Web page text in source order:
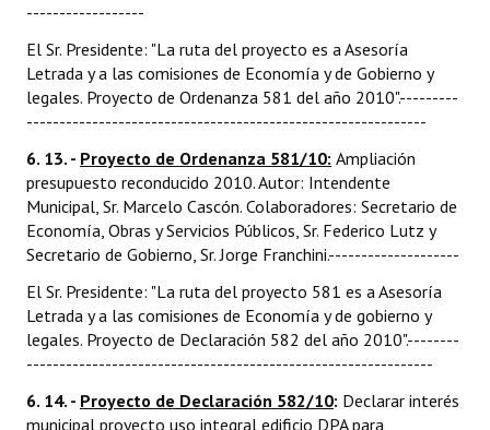
------------------
El Sr. Presidente: "La ruta del proyecto es a Asesoría
Letrada y a las comisiones de Economía y de Gobierno y
legales. Proyecto de Ordenanza 581 del año 2010".---------
-------------------------------------------------------------
6. 13. - Proyecto de Ordenanza 581/10: Ampliación
presupuesto reconducido 2010. Autor: Intendente
Municipal, Sr. Marcelo Cascón. Colaboradores: Secretario de
Economía, Obras y Servicios Públicos, Sr. Federico Lutz y
Secretario de Gobierno, Sr. Jorge Franchini.--------------------
El Sr. Presidente: "La ruta del proyecto 581 es a Asesoría
Letrada y a las comisiones de Economía y de gobierno y
legales. Proyecto de Declaración 582 del año 2010".--------
--------------------------------------------------------------
6. 14. - Proyecto de Declaración 582/10: Declarar interés
municipal proyecto uso integral edificio DPA para